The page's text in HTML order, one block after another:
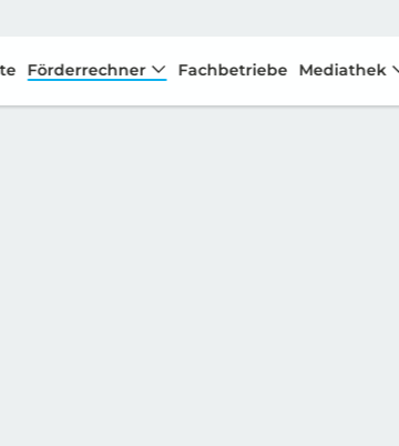
Förderrechner Fachbetriebe Mediathek